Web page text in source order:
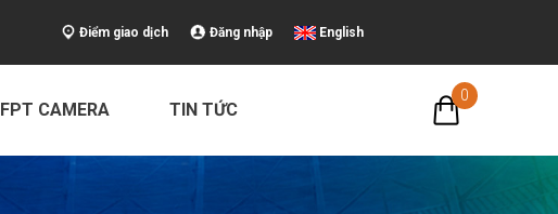
Điểm giao dịch Đăng nhập English
FPT CAMERA TIN TỨC
0